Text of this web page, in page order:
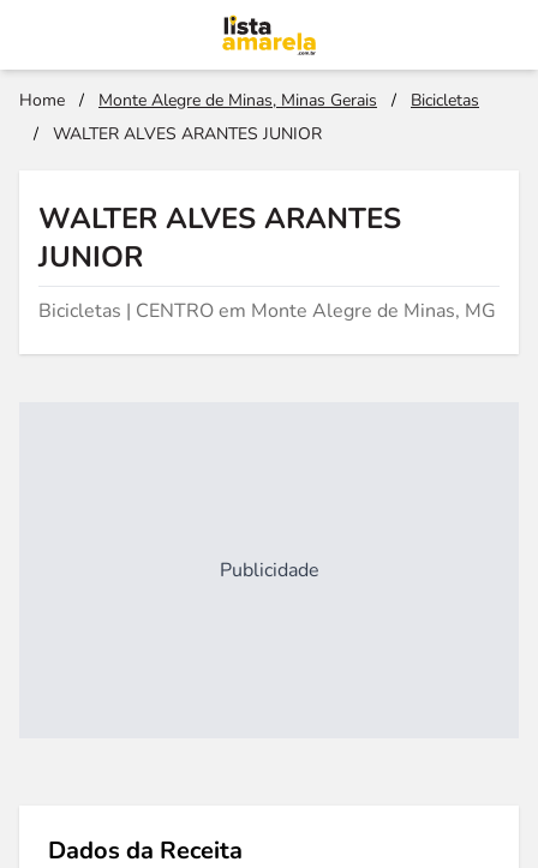
Home / Monte Alegre de Minas, Minas Gerais /
Bicicletas
/
WALTER ALVES ARANTES JUNIOR
WALTER ALVES ARANTES
JUNIOR
Bicicletas | CENTRO em Monte Alegre de Minas, MG
Publicidade
Dados da Receita